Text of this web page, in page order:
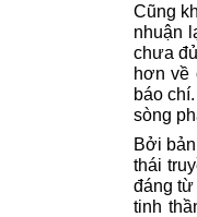
Cũng
nhuận
chưa
hơn về
báo
sòng
Bởi
thái
đáng từ
tinh